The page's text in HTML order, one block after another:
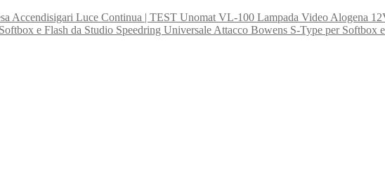
Unomat VL-100 Lampada Video Alogena
Speedring Universale Attacco Bowens S-Type per Softbox